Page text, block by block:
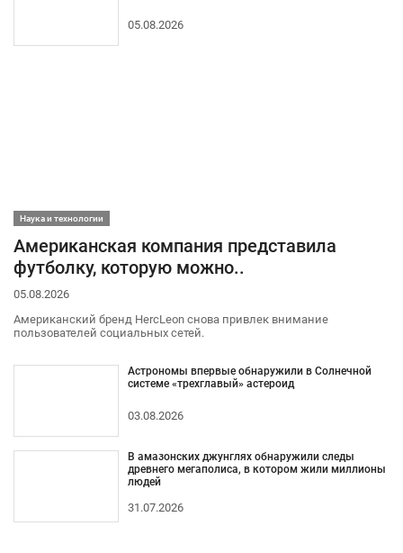
05.08.2026
Наука и технологии
Американская компания представила
футболку, которую можно..
05.08.2026
Американский бренд HercLeon снова привлек внимание
пользователей социальных сетей.
Астрономы впервые обнаружили в Солнечной
системе «трехглавый» астероид
03.08.2026
В амазонских джунглях обнаружили следы
древнего мегаполиса, в котором жили миллионы
людей
31.07.2026